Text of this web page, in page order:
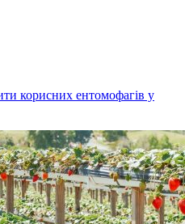
корисних ентомофагів у